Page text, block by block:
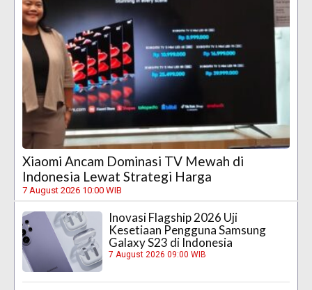
Xiaomi Ancam Dominasi TV Mewah di
Indonesia Lewat Strategi Harga
7 August 2026 10:00 WIB
Inovasi Flagship 2026 Uji
Kesetiaan Pengguna Samsung
Galaxy S23 di Indonesia
7 August 2026 09:00 WIB